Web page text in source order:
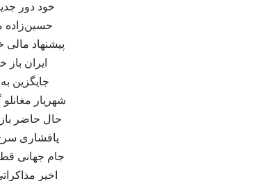
خود دور
حسین‌زاده
پیشنهاد مالی
ایران
جایگزین
شهریار
حال حاضر
پافشاری
جام جهانی
اخیر